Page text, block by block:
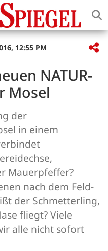
12:55 PM
NATUR-
Mosel
der
in einem
Mauerpfeffer?
nach dem Feld-
der Schmetterling,
fliegt? Viele
alle nicht sofort